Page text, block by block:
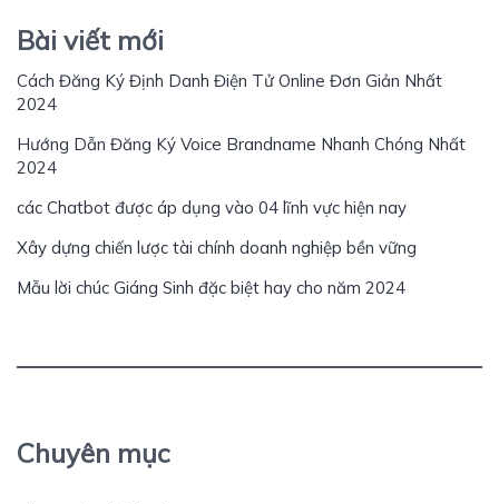
Bài viết mới
Cách Đăng Ký Định Danh Điện Tử Online Đơn Giản Nhất
2024
Hướng Dẫn Đăng Ký Voice Brandname Nhanh Chóng Nhất
2024
các Chatbot được áp dụng vào 04 lĩnh vực hiện nay
Xây dựng chiến lược tài chính doanh nghiệp bền vững
Mẫu lời chúc Giáng Sinh đặc biệt hay cho năm 2024
Chuyên mục